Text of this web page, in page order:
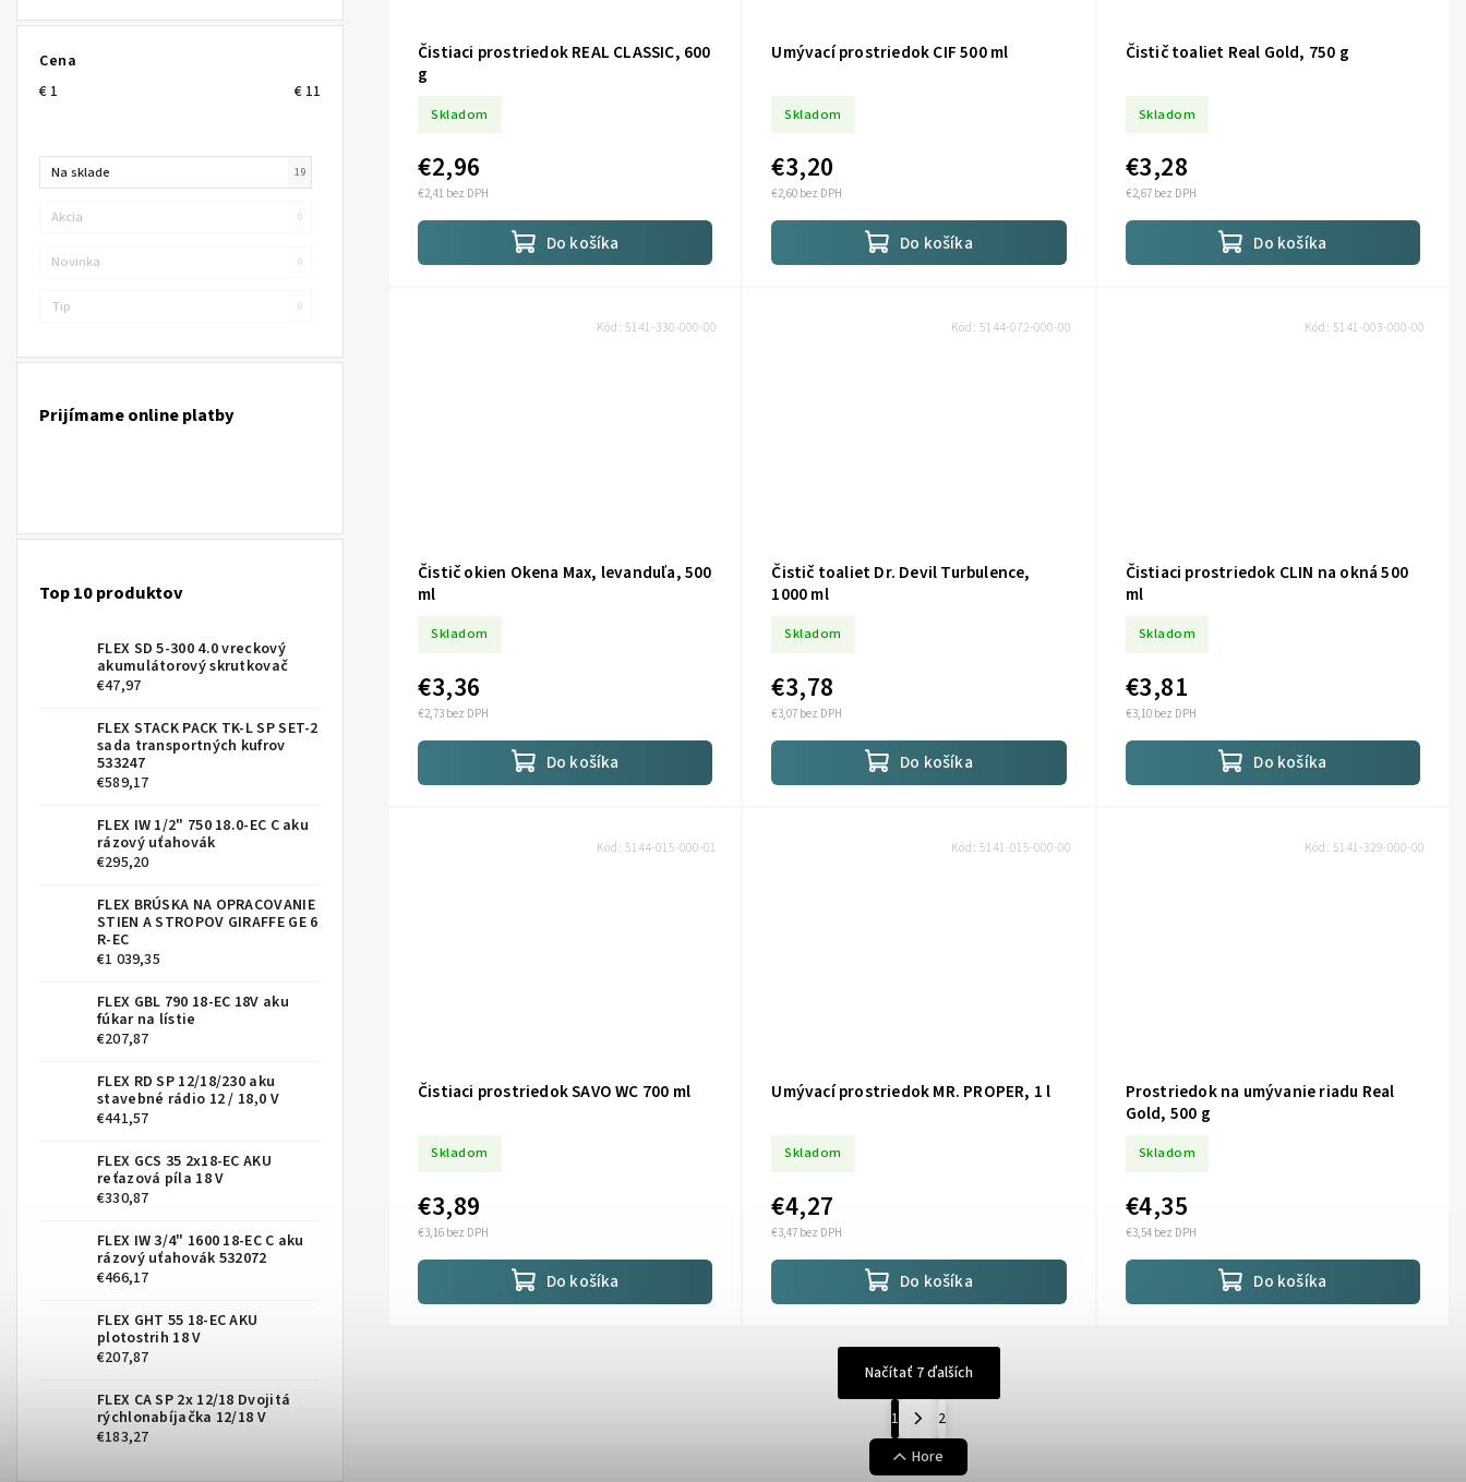
Cena
€ 1 € 11
Na sklade 19
Akcia 0
Novinka 0
Tip 0
Prijímame online platby
Top 10 produktov
FLEX SD 5-300 4.0 vreckový
akumulátorový skrutkovač
€47,97
FLEX STACK PACK TK-L SP SET-2
sada transportných kufrov
533247
€589,17
FLEX IW 1/2" 750 18.0-EC C aku
rázový uťahovák
€295,20
FLEX BRÚSKA NA OPRACOVANIE
STIEN A STROPOV GIRAFFE GE 6
R-EC
€1 039,35
FLEX GBL 790 18-EC 18V aku
fúkar na lístie
€207,87
FLEX RD SP 12/18/230 aku
stavebné rádio 12 / 18,0 V
€441,57
FLEX GCS 35 2x18-EC AKU
reťazová píla 18 V
€330,87
FLEX IW 3/4" 1600 18-EC C aku
rázový uťahovák 532072
€466,17
FLEX GHT 55 18-EC AKU
plotostrih 18 V
€207,87
FLEX CA SP 2x 12/18 Dvojitá
rýchlonabíjačka 12/18 V
€183,27
Čistiaci prostriedok REAL CLASSIC, 600
g
Skladom
€2,41 bez DPH
€2,96
Do košíka
Umývací prostriedok CIF 500 ml
Skladom
€2,60 bez DPH
€3,20
Do košíka
Čistič toaliet Real Gold, 750 g
Skladom
€2,67 bez DPH
€3,28
Do košíka
Čistič okien Okena Max, levanduľa, 500
ml
Skladom
€2,73 bez DPH
€3,36
Do košíka
Kód: 5141-330-000-00
Čistič toaliet Dr. Devil Turbulence,
1000 ml
Skladom
€3,07 bez DPH
€3,78
Do košíka
Kód: 5144-072-000-00
Čistiaci prostriedok CLIN na okná 500
ml
Skladom
€3,10 bez DPH
€3,81
Do košíka
Kód: 5141-003-000-00
Čistiaci prostriedok SAVO WC 700 ml
Skladom
€3,16 bez DPH
€3,89
Do košíka
Kód: 5144-015-000-01
Umývací prostriedok MR. PROPER, 1 l
Skladom
€3,47 bez DPH
€4,27
Do košíka
Kód: 5141-015-000-00
Prostriedok na umývanie riadu Real
Gold, 500 g
Skladom
€3,54 bez DPH
€4,35
Do košíka
Kód: 5141-329-000-00
Načítať 7 ďalších
1
2
Hore